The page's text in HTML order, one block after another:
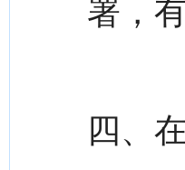
署，
四、